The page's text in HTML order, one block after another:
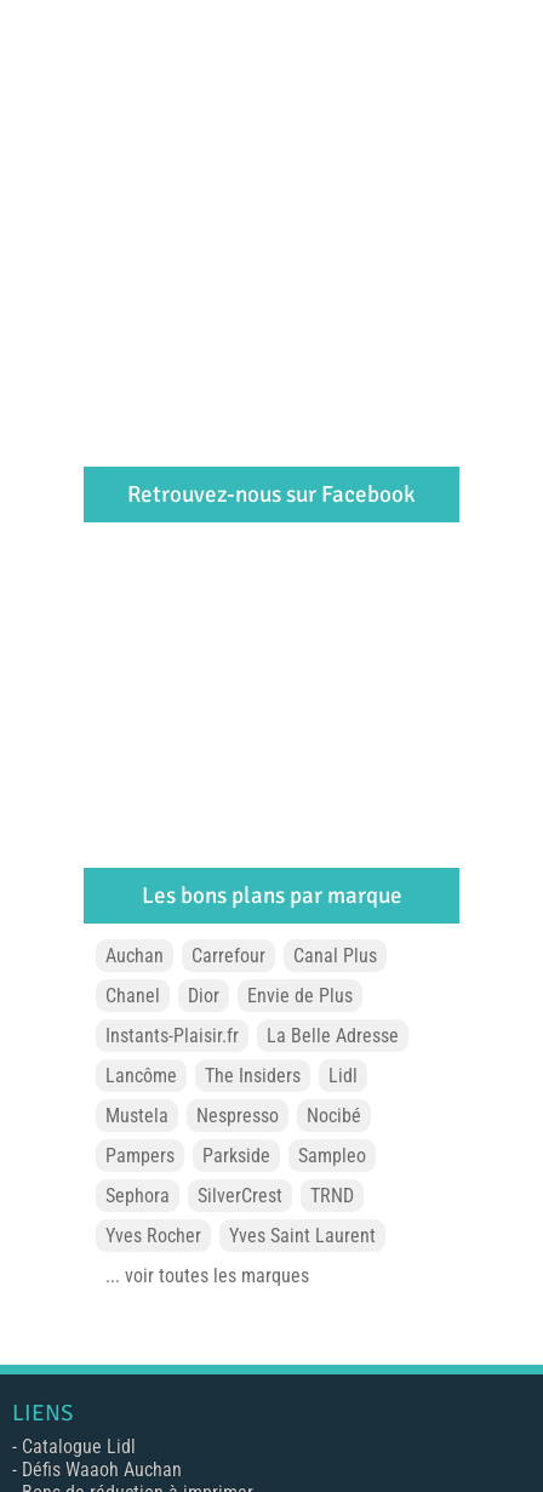
Retrouvez-nous sur Facebook
Les bons plans par marque
Auchan Carrefour
Canal Plus
Chanel
Dior
Envie de Plus
Instants-Plaisir.fr
La Belle Adresse
Lancôme
The Insiders
Lidl
Mustela
Nespresso
Nocibé
Pampers
Parkside
Sampleo
Sephora
SilverCrest
TRND
Yves Rocher
Yves Saint Laurent
... voir toutes les marques
LIENS
- Catalogue Lidl
- Défis Waaoh Auchan